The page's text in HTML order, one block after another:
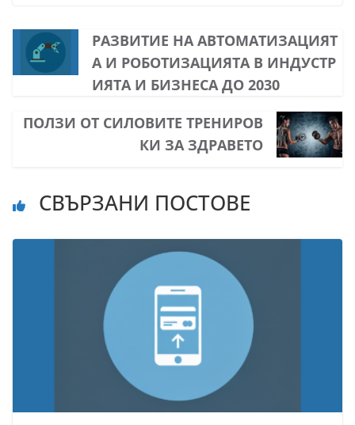
РАЗВИТИЕ НА АВТОМАТИЗАЦИЯТ
А И РОБОТИЗАЦИЯТА В ИНДУСТР
ИЯТА И БИЗНЕСА ДО 2030
ПОЛЗИ ОТ СИЛОВИТЕ ТРЕНИРОВ
КИ ЗА ЗДРАВЕТО
СВЪРЗАНИ ПОСТОВЕ